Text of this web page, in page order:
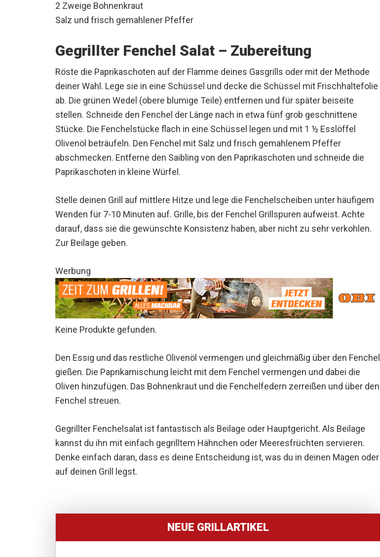
2 Zweige Bohnenkraut
Salz und frisch gemahlener Pfeffer
Gegrillter Fenchel Salat – Zubereitung
Röste die Paprikaschoten auf der Flamme deines Gasgrills oder mit der Methode
deiner Wahl. Lege sie in eine Schüssel und decke die Schüssel mit Frischhaltefolie
ab. Die grünen Wedel (obere blumige Teile) entfernen und für später beiseite
stellen. Schneide den Fenchel der Länge nach in etwa fünf grob geschnittene
Stücke. Die Fenchelstücke flach in eine Schüssel legen und mit 1 ½ Esslöffel
Olivenöl beträufeln. Den Fenchel mit Salz und frisch gemahlenem Pfeffer
abschmecken. Entferne den Saibling von den Paprikaschoten und schneide die
Paprikaschoten in kleine Würfel.
Stelle deinen Grill auf mittlere Hitze und lege die Fenchelscheiben unter häufigem
Wenden für 7-10 Minuten auf. Grille, bis der Fenchel Grillspuren aufweist. Achte
darauf, dass sie die gewünschte Konsistenz haben, aber nicht zu sehr verkohlen.
Zur Beilage geben.
Werbung
Keine Produkte gefunden.
Den Essig und das restliche Olivenöl vermengen und gleichmäßig über den Fenchel
gießen. Die Paprikamischung leicht mit dem Fenchel vermengen und dabei die
Oliven hinzufügen. Das Bohnenkraut und die Fenchelfedern zerreißen und über den
Fenchel streuen.
Gegrillter Fenchelsalat ist fantastisch als Beilage oder Hauptgericht. Als Beilage
kannst du ihn mit einfach gegrilltem Hähnchen oder Meeresfrüchten servieren.
Denke einfach daran, dass es deine Entscheidung ist, was du in deinen Magen oder
auf deinen Grill legst.
NEUE GRILLARTIKEL